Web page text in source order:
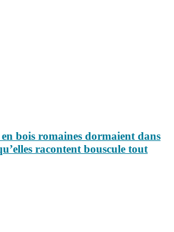
en bois romaines dormaient dans
racontent bouscule tout